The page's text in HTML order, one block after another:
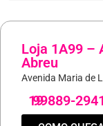
Loja 1A99 –
Abreu
Avenida Maria de
19
99889-2941